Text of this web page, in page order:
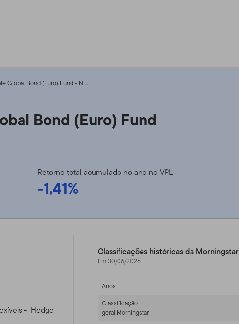
Global Bond (Euro) Fund - N ...
Bond (Euro) Fund
Retorno total acumulado no ano no VPL
-1,41%
- Hedge
Classificações históricas da Morningstar
Em 30/06/2026
Anos
Classificação
geral Morningstar